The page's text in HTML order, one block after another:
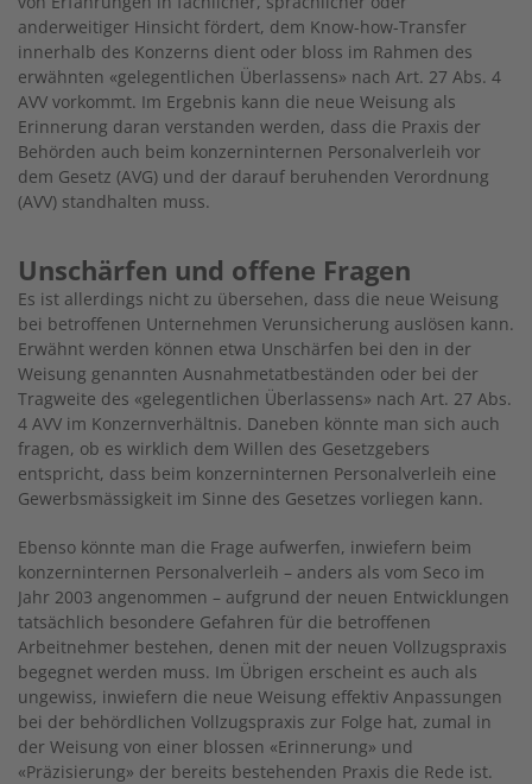
anderweitiger Hinsicht fördert, dem Know-how-Transfer
innerhalb des Konzerns dient oder bloss im Rahmen des
erwähnten «gelegentlichen Überlassens» nach Art. 27 Abs. 4
AVV vorkommt. Im Ergebnis kann die neue Weisung als
Erinnerung daran verstanden werden, dass die Praxis der
Behörden auch beim konzerninternen Personalverleih vor
dem Gesetz (AVG) und der darauf beruhenden Verordnung
(AVV) standhalten muss.
Unschärfen und offene Fragen
Es ist allerdings nicht zu übersehen, dass die neue Weisung
bei betroffenen Unternehmen Verunsicherung auslösen kann.
Erwähnt werden können etwa Unschärfen bei den in der
Weisung genannten Ausnahmetatbeständen oder bei der
Tragweite des «gelegentlichen Überlassens» nach Art. 27 Abs.
4 AVV im Konzernverhältnis. Daneben könnte man sich auch
fragen, ob es wirklich dem Willen des Gesetzgebers
entspricht, dass beim konzerninternen Personalverleih eine
Gewerbsmässigkeit im Sinne des Gesetzes vorliegen kann.
Ebenso könnte man die Frage aufwerfen, inwiefern beim
konzerninternen Personalverleih – anders als vom Seco im
Jahr 2003 angenommen – aufgrund der neuen Entwicklungen
tatsächlich besondere Gefahren für die betroffenen
Arbeitnehmer bestehen, denen mit der neuen Vollzugspraxis
begegnet werden muss. Im Übrigen erscheint es auch als
ungewiss, inwiefern die neue Weisung effektiv Anpassungen
bei der behördlichen Vollzugspraxis zur Folge hat, zumal in
der Weisung von einer blossen «Erinnerung» und
«Präzisierung» der bereits bestehenden Praxis die Rede ist.